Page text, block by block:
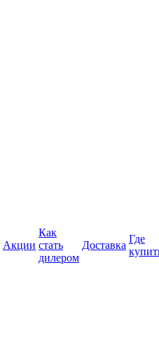
Акции
Как
стать
дилером
Доставка
Где